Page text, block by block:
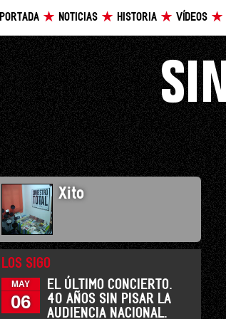
PORTADA NOTICIAS HISTORIA VÍDEOS
Xito
LOS SIGO
MAY
06
EL ÚLTIMO CONCIERTO.
40 AÑOS SIN PISAR LA
AUDIENCIA NACIONAL.